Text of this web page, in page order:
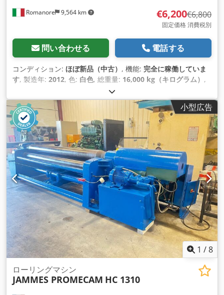
Romanore 9,564 km €6,200€6,800
固定価格 消費税別
問い合わせる 電話する
コンディション: ほぼ新品（中古） , 機能: 完全に稼働していま
す, 製造年: 2012, 色: 白色, 総重量: 16,000 kg（キログラム） ,
12,800 kg（キログラム）
kg（キログラム）, 積載スペース容量:56 m³, 荷室幅:2,480
mm, 荷室長:7,700 mm , 荷室高: 2,930 mm, 小型広告
1 /8
ローリングマシン
JAMMES PROMECAM HC 1310